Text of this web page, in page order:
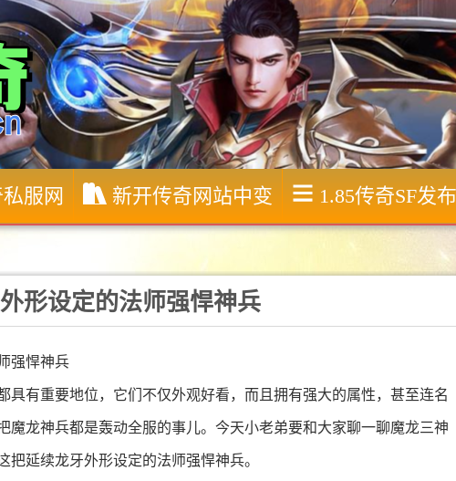
服网 新开传奇网站中变 1.85传奇SF发
形设定的法师强悍神兵
强悍神兵
具有重要地位，它们不仅外观好看，而且拥有强大的属性，甚至连名
龙神兵都是轰动全服的事儿。今天小老弟要和大家聊一聊魔龙三神
延续龙牙外形设定的法师强悍神兵。